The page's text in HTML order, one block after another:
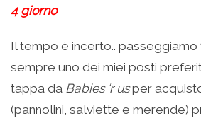
4 giorno
Il tempo è incerto.. passeggiamo
sempre uno dei miei posti
tappa da Babies ‘r usper
(pannolini, salviette e merende)